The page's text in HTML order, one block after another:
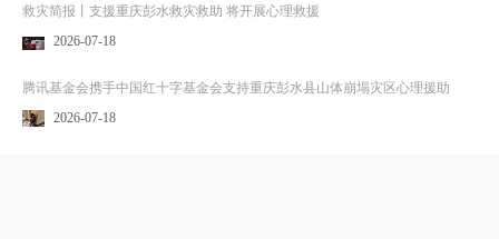
救灾简报丨支援重庆彭水救灾救助 将开展心理救援
2026-07-18
腾讯基金会携手中国红十字基金会支持重庆彭水县山体崩塌灾区心理援助
2026-07-18